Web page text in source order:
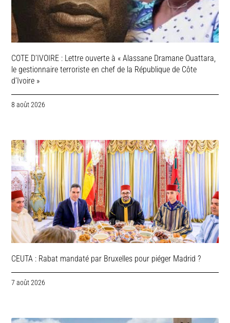
COTE D’IVOIRE : Lettre ouverte à « Alassane Dramane Ouattara,
le gestionnaire terroriste en chef de la République de Côte
d’Ivoire »
8 août 2026
CEUTA : Rabat mandaté par Bruxelles pour piéger Madrid ?
7 août 2026